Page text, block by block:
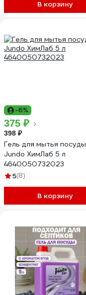
В корзину
-6%
375 ₽
398 ₽
Гель для мытья посуды
Jundo ХимЛаб 5 л
4640050732023
5(8)
В корзину